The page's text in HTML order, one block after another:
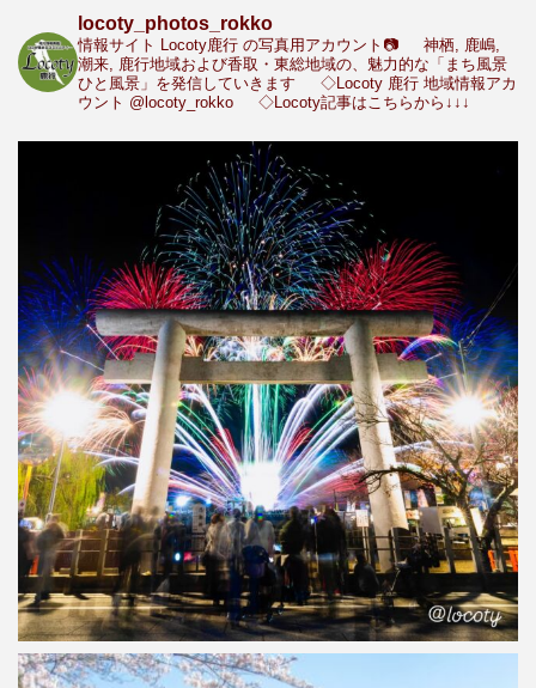
locoty_photos_rokko
情報サイト Locoty鹿行 の写真用アカウント📷
神栖, 鹿嶋,
潮来, 鹿行地域および香取・東総地域の、魅力的な「まち風景
ひと風景」を発信していきます
◇Locoty 鹿行 地域情報アカ
ウント @locoty_rokko ◇Locoty記事はこちらから↓↓↓